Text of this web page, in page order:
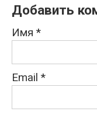
Добавить
Имя *
Email *